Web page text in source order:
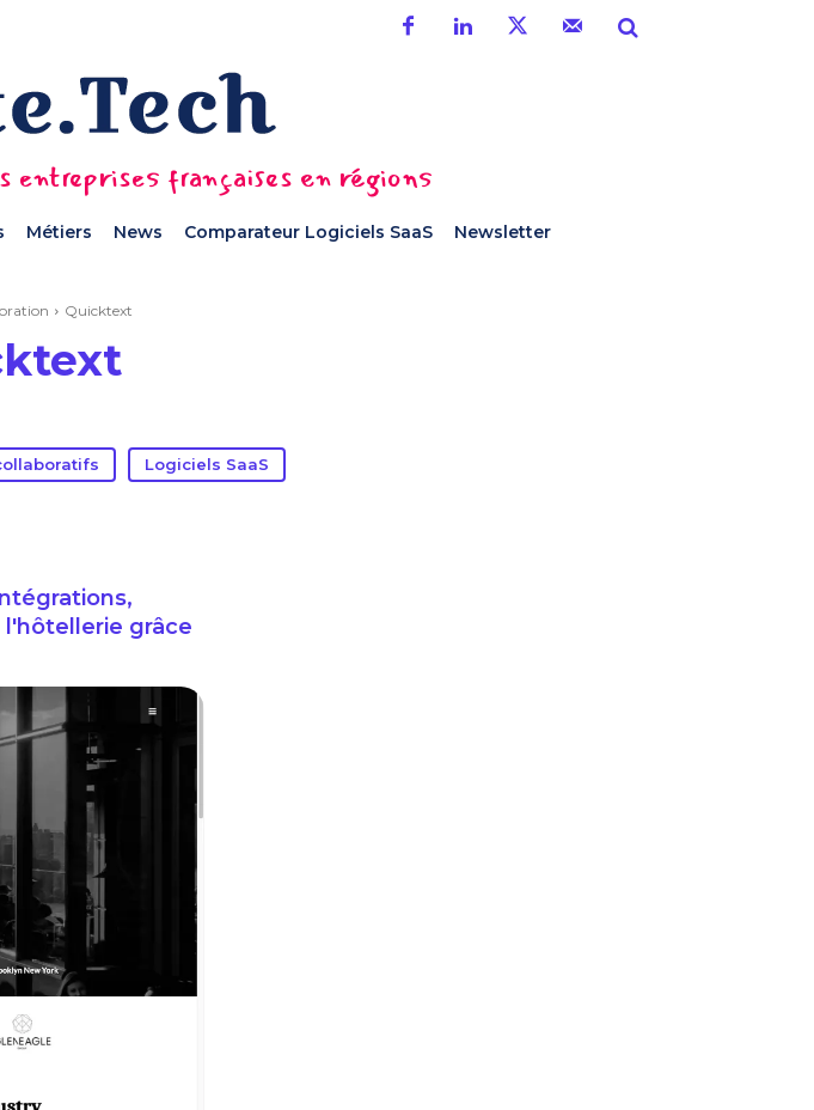
entreprises françaises en régions
Métiers News Comparateur Logiciels SaaS Newsletter
Quicktext
Logiciels SaaS
grâce